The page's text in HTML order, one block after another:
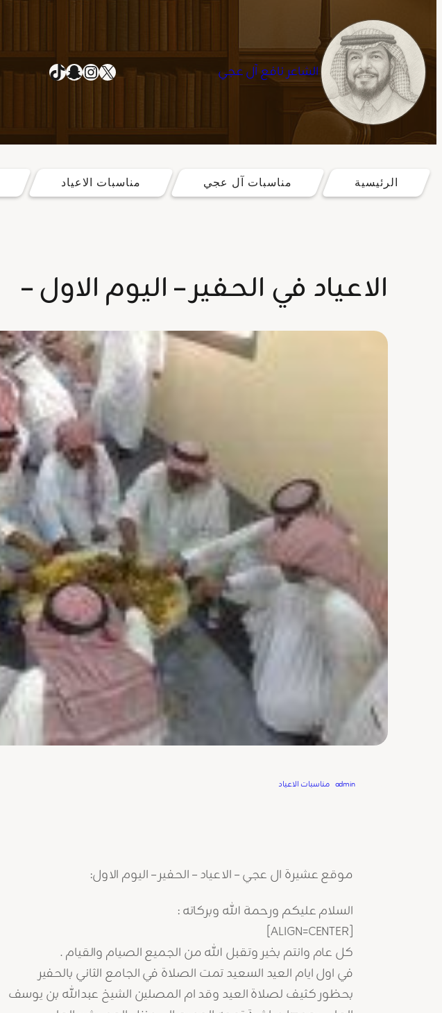
تخطى
المحتوى
الشاعر نافع آل عجي إكسإنستجرام
سناب شاتتيك توك
الرئيسية مناسبات آل عجي مناسبات الاعياد
الاعياد في الحفير – اليوم الاول –
admin
inمناسبات الاعياد
موقع عشيرة ال عجي – الاعياد – الحفير – اليوم الاول:
السلام عليكم ورحمة الله وبركاته :
[ALIGN=CENTER]
كل عام وانتم بخير وتقبل الله من الجميع الصيام والقيام .
في اول ايام العيد السعيد تمت الصلاة في الجامع الثاني بالحفير
بحظور كثيف لصلاة العيد وقد ام المصلين الشيخ عبدالله بن يوسف